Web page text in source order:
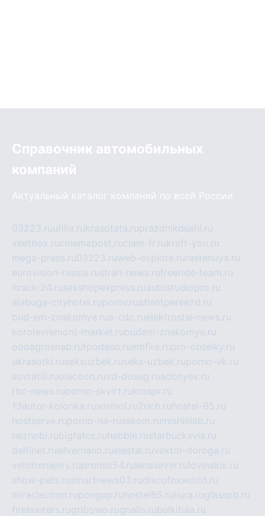
Справочник автомобильных
компаний
Актуальный каталог компаний по всей России
03223.ruufille.rukrasotata.ruprazdnikdushi.ru
veetbox.rucinemapost.ruciam-fr.rukraft-you.ru
mega-press.ru03223.ruweb-explore.ru rastenuya.ru
eurovision-russia.rustrah-news.rufreeride-team.ru
itrack-24.rusexshopexpress.ruautostudiopro.ru
alabuga-cityhotel.rupornv.ruatlantpereezd.ru
bud-em-znakomye.rua-cdc.ruelektrostal-news.ru
korolevremont-market.rubudem-znakomye.ru
oooagrosnab.rufpodaso.ruemfire.rupro-otdelky.ru
ukrasotki.ruseksuzbek.ruseks-uzbek.ruporno-vk.ru
sovratili.ruolecoon.ruvd-dosug.ruadonyev.ru
rbc-news.ruporno-skvirt.rukrospr.ru
13autor-kolonka.rusormol.ru2rich.ru hostel-65.ru
hostserve.ruporno-na-russkom.ru mishinlab.ru
neznobi.rubigfatcc.ru habble.rustarbucksvia.ru
delfinet.rusilvernano.ruelestal.ruvektor-doroga.ru
velotrenajery.rupronso54.ru lenasever.ru lovinskix.ru
show-pets.rusmartnews03.rudiscofoxworld.ru
miraclecoon.rupongup.ru hostel65.ru liura.ruglasspb.ru
firehunters.rugribowo.rugnalis.rubulkitula.ru